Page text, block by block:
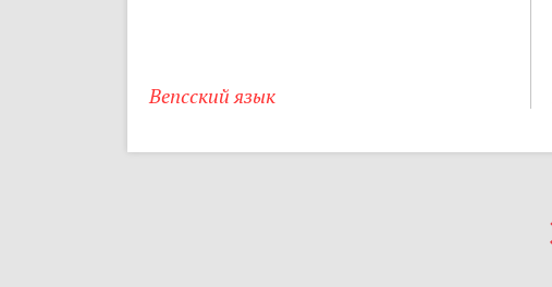
Вепсский язык